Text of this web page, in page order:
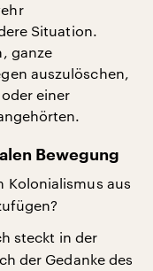
Situation.
ganze
auszulöschen,
einer
Bewegung
Kolonialismus aus
steckt in der
der Gedanke des